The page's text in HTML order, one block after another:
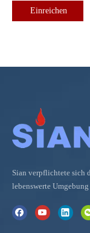
Einreichen
Sian verpflichtete sich
lebenswerte